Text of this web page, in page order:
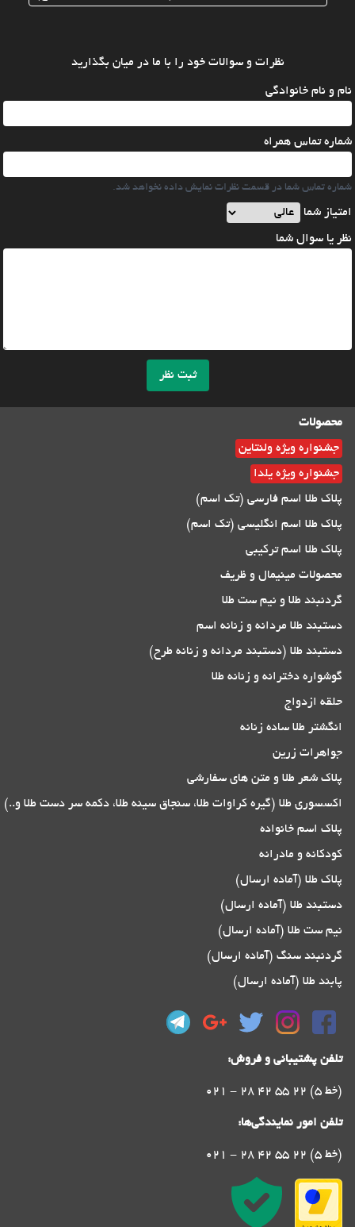
نظرات و سوالات خود را با ما در میان بگذارید
نام و نام خانوادگی
شماره تماس همراه
شماره تماس شما در قسمت نظرات نمایش داده نخواهد شد.
امتیاز شما
نظر یا سوال شما
ثبت نظر
محصولات
جشنواره ویژه ولنتاین
جشنواره ویژه یلدا
پلاک طلا اسم فارسی (تک اسم)
پلاک طلا اسم انگلیسی (تک اسم)
پلاک طلا اسم ترکیبی
محصولات مینیمال و ظریف
گردنبند طلا و نیم ست طلا
دستبند طلا مردانه و زنانه اسم
دستبند طلا (دستبند مردانه و زنانه طرح)
گوشواره دخترانه و زنانه طلا
حلقه ازدواج
انگشتر طلا ساده زنانه
جواهرات زرین
پلاک شعر طلا و متن های سفارشی
اکسسوری طلا (گیره کراوات طلا، سنجاق سینه طلا، دکمه سر دست طلا و..)
پلاک اسم خانواده
کودکانه و مادرانه
پلاک طلا (آماده ارسال)
دستبند طلا (آماده ارسال)
نیم ست طلا (آماده ارسال)
گردنبند سنگ (آماده ارسال)
پابند طلا (آماده ارسال)
تلفن پشتیبانی و فروش:
021 - 28 42 55 22 (5 خط)
تلفن امور نمایندگی‌ها:
021 - 28 42 55 22 (5 خط)